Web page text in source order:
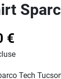
€
Tech